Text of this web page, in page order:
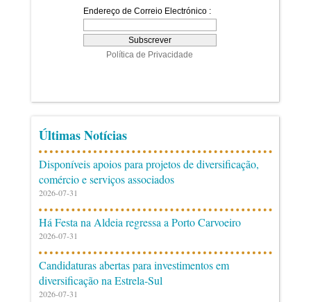
Últimas Notícias
Disponíveis apoios para projetos de diversificação,
comércio e serviços associados
2026-07-31
Há Festa na Aldeia regressa a Porto Carvoeiro
2026-07-31
Candidaturas abertas para investimentos em
diversificação na Estrela-Sul
2026-07-31